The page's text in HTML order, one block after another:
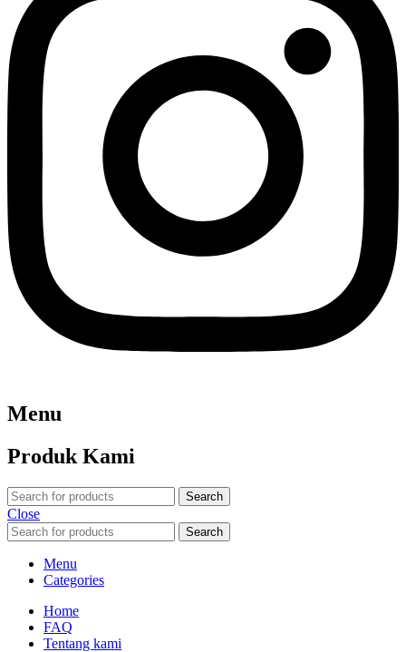
Menu
Produk Kami
Search
Close
Search
Menu
Categories
Home
FAQ
Tentang kami